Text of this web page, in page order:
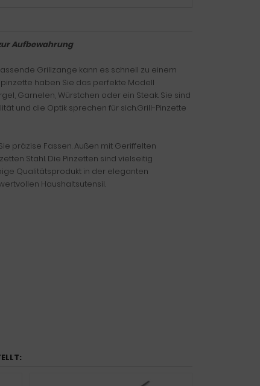
Aufbewahrung
Grillzange kann es schnell zu einem
haben Sie das perfekte Modell
Garnelen, Würstchen oder ein Steak. Sie sind
und die Optik sprechen für sich.Grill-Pinzette
präzise Fassen. Außen mit Geriffelten
Stahl. Die Pinzetten sind vielseitig
Qualitätsprodukt in der eleganten
Haushaltsutensil.